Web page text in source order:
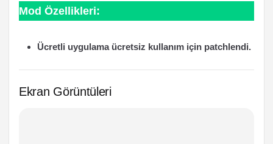
Mod Özellikleri:
Ücretli uygulama ücretsiz kullanım için patchlendi.
Ekran Görüntüleri